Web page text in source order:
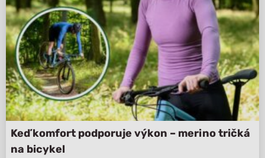
Keď komfort podporuje výkon – merino tričká
na bicykel